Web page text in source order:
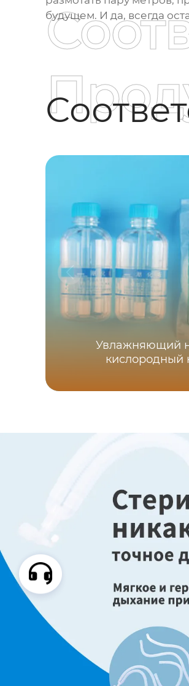
будущем. И да, всегда
Увлажняющий
кислородный